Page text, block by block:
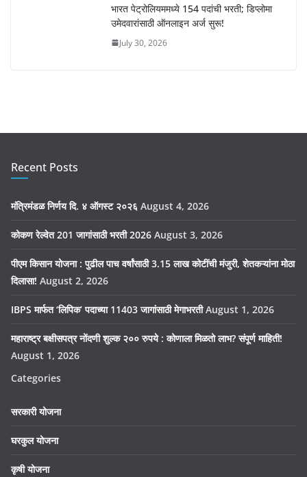
भारत पेट्रोलियममध्ये 154 पदांची भरती; डिप्लोमा
उमेदवारांसाठी ऑनलाइन अर्ज सुरू!
July 30, 2026
Recent Posts
मंत्रिमंडळ निर्णय दि. ४ ऑगस्ट २०२६ August 4, 2026
कोकण रेल्वेत 201 जागांसाठी भरती 2026 August 3, 2026
पीएम किसान योजना : पुढील पाच वर्षांसाठी 3.15 लाख कोटींची मंजुरी, शेतकऱ्यांना मोठा
दिलासा! August 2, 2026
IBPS मार्फत ‘लिपिक’ पदाच्या 11403 जागांसाठी मेगाभरती August 1, 2026
महाराष्ट्र बक्षीसपत्र नोंदणी शुल्क २०० रुपये : कोणाला मिळतो लाभ? संपूर्ण माहिती!
August 1, 2026
Categories
सरकारी योजना
घरकुल योजना
कृषी योजना